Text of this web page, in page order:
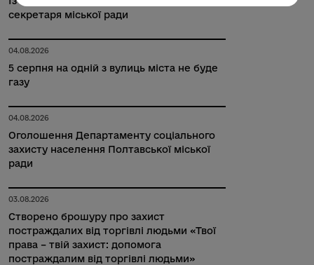
секретаря міської ради
04.08.2026
5 серпня на одній з вулиць міста не буде
газу
04.08.2026
Оголошення Департаменту соціального
захисту населення Полтавської міської
ради
03.08.2026
Створено брошуру про захист
постраждалих від торгівлі людьми «Твої
права – твій захист: допомога
постраждалим від торгівлі людьми»